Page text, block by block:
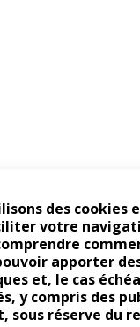
des cookies
votre
apporter
et, le cas
y compris des
sous réserve du
: pour les gens vrais
a commencé
attraction de la légèreté